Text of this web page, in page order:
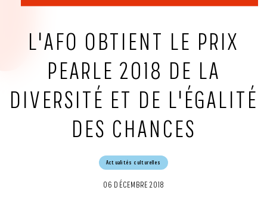
L'AFO OBTIENT LE PRIX
PEARLE 2018 DE LA
DIVERSITÉ ET DE L'ÉGALITÉ
DES CHANCES
Actualités culturelles
06 DÉCEMBRE 2018